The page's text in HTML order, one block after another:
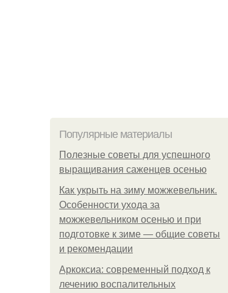
Популярные материалы
Полезные советы для успешного
выращивания саженцев осенью
Как укрыть на зиму можжевельник.
Особенности ухода за
можжевельником осенью и при
подготовке к зиме — общие советы
и рекомендации
Аркоксиа: современный подход к
лечению воспалительных